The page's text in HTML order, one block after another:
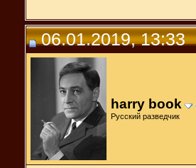
06.01.2019, 13:33
harry book
Русский разведчик